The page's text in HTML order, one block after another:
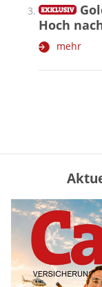
Hoch
mehr
die
mehr